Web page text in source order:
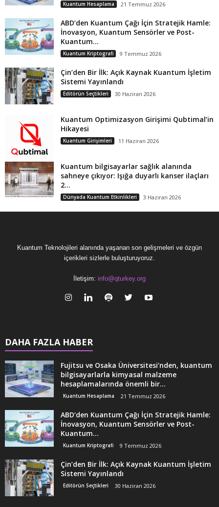
Kuantum Hesaplama 21 Temmuz 2026
ABD’den Kuantum Çağı İçin Stratejik Hamle:
İnovasyon, Kuantum Sensörler ve Post-
Kuantum...
Kuantum Kriptografi 9 Temmuz 2026
Çin’den Bir İlk: Açık Kaynak Kuantum İşletim
Sistemi Yayınlandı
Editörün Seçtikleri 30 Haziran 2026
Kuantum Optimizasyon Girişimi Qubtimal’in
Hikayesi
Kuantum Girişimleri 11 Haziran 2026
Kuantum bilgisayarlar sağlık alanında
sahneye çıkıyor: Işığa duyarlı kanser ilaçları
2...
Dünyada Kuantum Etkinlikleri 3 Haziran 2026
Kuantum Teknolojileri alanında yaşanan son gelişmeleri ve özgün
içerikleri sizlerle buluşturuyoruz.
İletişim: info@qturkey.org
DAHA FAZLA HABER
Fujitsu ve Osaka Üniversitesi’nden, kuantum
bilgisayarlarla kimyasal malzeme
hesaplamalarında önemli bir...
Kuantum Hesaplama 21 Temmuz 2026
ABD’den Kuantum Çağı İçin Stratejik Hamle:
İnovasyon, Kuantum Sensörler ve Post-
Kuantum...
Kuantum Kriptografi 9 Temmuz 2026
Çin’den Bir İlk: Açık Kaynak Kuantum İşletim
Sistemi Yayınlandı
Editörün Seçtikleri 30 Haziran 2026